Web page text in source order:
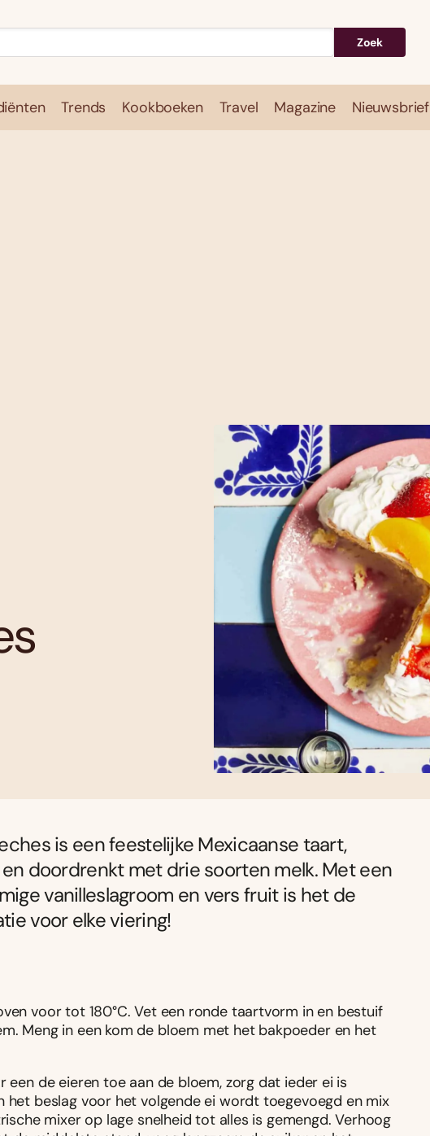
Zoek
Trends Kookboeken Travel Magazine Nieuwsbrief
is een feestelijke Mexicaanse taart,
doordrenkt met drie soorten melk. Met een
vanilleslagroom en vers fruit is het de
voor elke viering!
voor tot 180°C. Vet een ronde taartvorm in en bestuif
Meng in een kom de bloem met het bakpoeder en het
een de eieren toe aan de bloem, zorg dat ieder ei is
het beslag voor het volgende ei wordt toegevoegd en mix
mixer op lage snelheid tot alles is gemengd. Verhoog